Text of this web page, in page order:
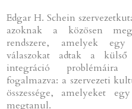
Edgar H. Schein
azoknak a közösen
rendszere, amelyek
válaszokat adtak a
integráció problémáira
fogalmazva: a szervezeti
összessége, amelyeket
megtanul.